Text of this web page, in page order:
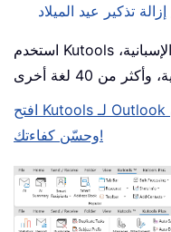
إزالة تذكير عيد الميلاد
استخدم Kutools باللغة التي تفضلها – يدعم الإنجليزية، الإسبانية،
افتح Kutools لـ Outlook بنقرة واحدة فورًا! لا تنتظر، نزّله الآن
وحسّن كفاءتك!